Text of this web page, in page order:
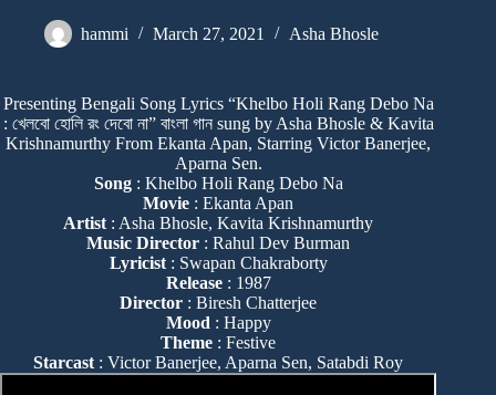
hammi March 27, 2021 Asha Bhosle
Presenting Bengali Song Lyrics “Khelbo Holi Rang Debo Na
: খেলবো হোলি রং দেবো না” বাংলা গান sung by Asha Bhosle & Kavita
Krishnamurthy From Ekanta Apan, Starring Victor Banerjee,
Aparna Sen.
Song : Khelbo Holi Rang Debo Na
Movie : Ekanta Apan
Artist : Asha Bhosle, Kavita Krishnamurthy
Music Director : Rahul Dev Burman
Lyricist : Swapan Chakraborty
Release : 1987
Director : Biresh Chatterjee
Mood : Happy
Theme : Festive
Starcast : Victor Banerjee, Aparna Sen, Satabdi Roy